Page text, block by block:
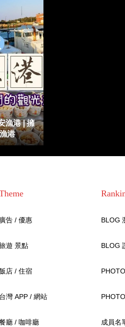
漁港 | 擁
港
廣告 / 優惠
遊 景點
店 / 住宿
台灣 APP / 網站
廳 / 咖啡廳
BLOG
BLOG
成員名